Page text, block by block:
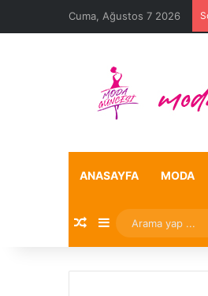
Cuma, Ağustos 7 2026
ANASAYFA MODA
Rastgele Makale
Kenar Bölmesi